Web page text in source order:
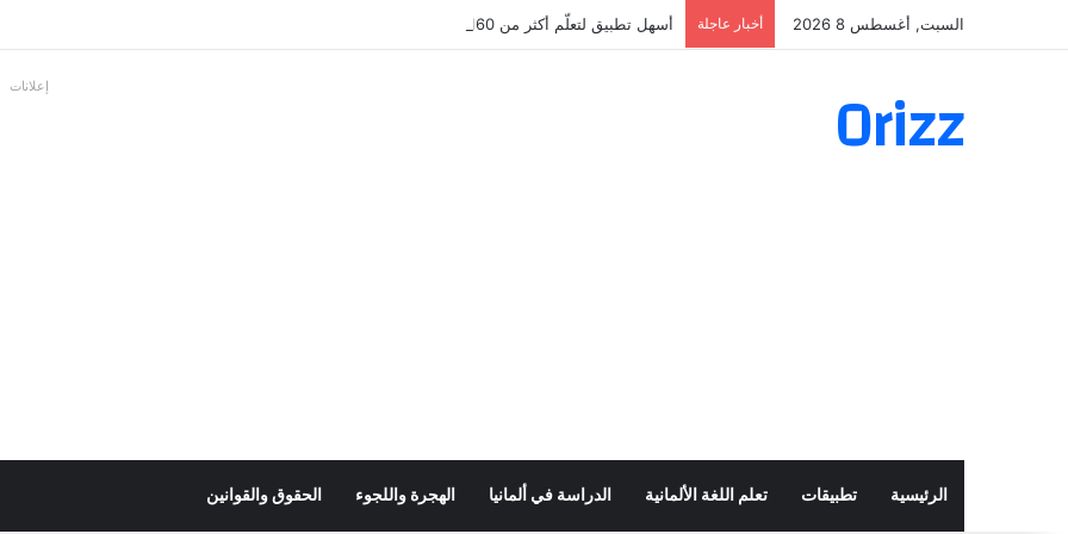
السبت, أغسطس 8 2026 أخبار عاجلة أسهل تطبيق لتعلّم أكثر من 160 ألف فعل بالألمانية
Orizz إعلانات
الرئيسية تطبيقات تعلم اللغة الألمانية الدراسة في ألمانيا الهجرة واللجوء الحقوق والقوانين